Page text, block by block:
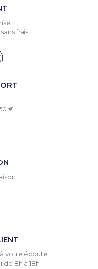
frais
€
votre écoute
de 8h à 18h